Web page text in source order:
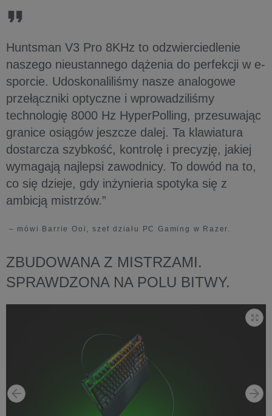
Huntsman V3 Pro 8KHz to odzwierciedlenie
naszego nieustannego dążenia do perfekcji w e-
sporcie. Udoskonaliliśmy nasze analogowe
przełączniki optyczne i wprowadziliśmy
technologię 8000 Hz HyperPolling, przesuwając
granice osiągów jeszcze dalej. Ta klawiatura
dostarcza szybkość, kontrolę i precyzję, jakiej
wymagają najlepsi zawodnicy. To dowód na to,
co się dzieje, gdy inżynieria spotyka się z
ambicją mistrzów.”
– mówi Barrie Ooi, szef działu PC Gaming w Razer.
ZBUDOWANA Z MISTRZAMI.
SPRAWDZONA NA POLU BITWY.